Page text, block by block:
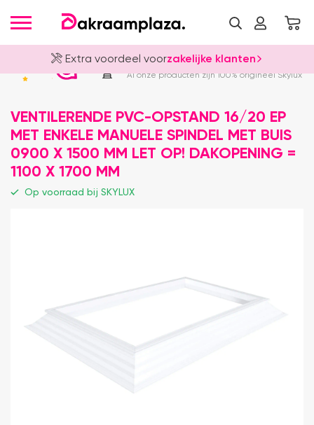
Extra voordeel voorzakelijke klanten
Officieel Skylux Dealer
Al onze producten zijn 100% origineel Skylux
VENTILERENDE PVC-OPSTAND 16/20 EP
MET ENKELE MANUELE SPINDEL MET BUIS
0900 X 1500 MM LET OP! DAKOPENING =
1100 X 1700 MM
Op voorraad bij SKYLUX